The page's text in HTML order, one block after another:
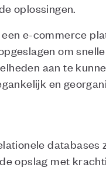
oplossingen.
e-commerce
om
aan te
en
databases
opslag met